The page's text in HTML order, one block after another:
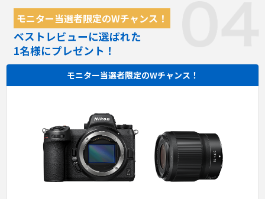
モニター当選者限定のWチャンス！
ベストレビューに選ばれた
1名様にプレゼント！
モニター当選者限定のWチャンス！